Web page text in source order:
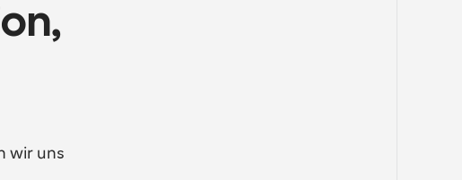
wir uns